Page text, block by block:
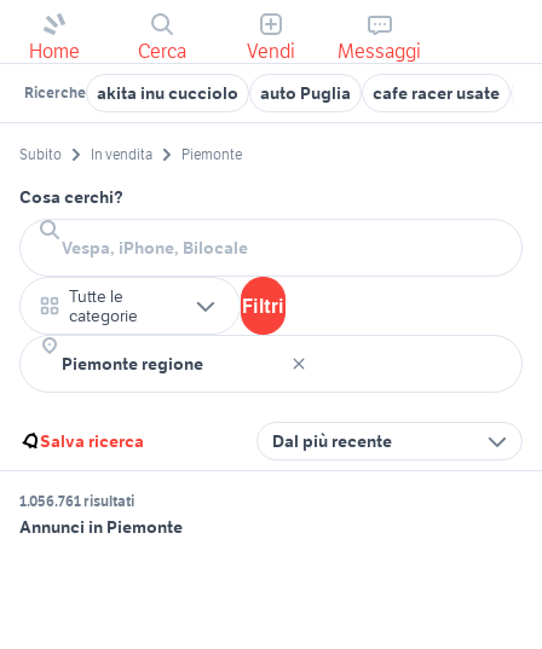
Home Cerca Vendi Messaggi
Ricerche akita inu cucciolo auto Puglia cafe racer usate
Subito In vendita Piemonte
Cosa cerchi?
Tutte le
categorie
Filtri
Salva ricerca Dal più recente
1.056.761 risultati
Annunci in Piemonte